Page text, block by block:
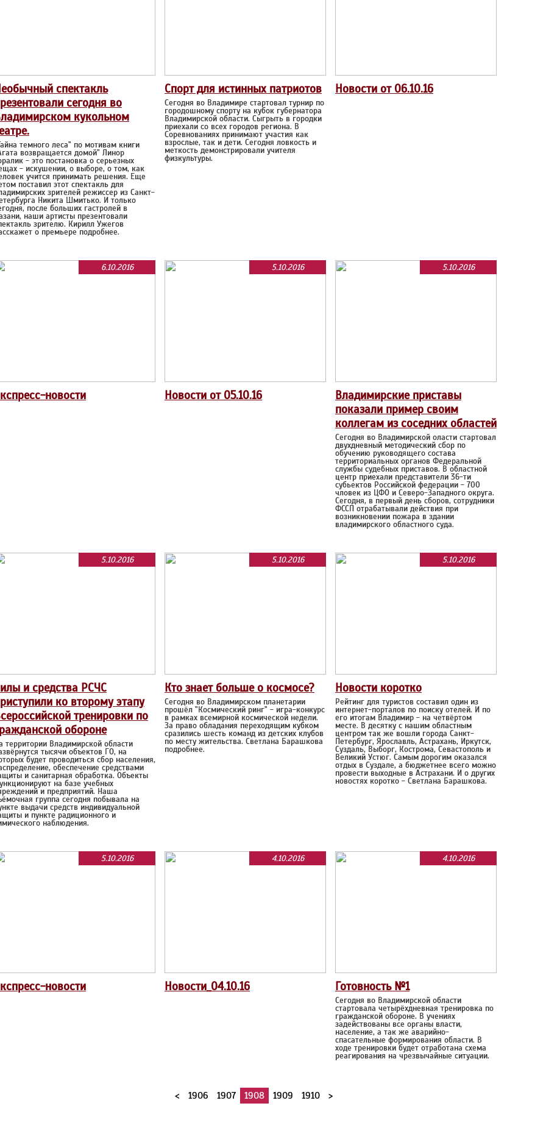
спектакль
сегодня во
кукольном
темного леса" по мотивам книги
возвращается домой" Линор
- это постановка о серьезных
- искушении, о выборе, о том, как
учится принимать решения. Еще
поставил этот спектакль для
зрителей режиссер из Санкт-
Никита Шмитько. И только
после больших гастролей в
наши артисты презентовали
зрителю. Кирилл Ужегов
о премьере подробнее.
Спорт для истинных патриотов
Сегодня во Владимире стартовал турнир по
городошному спорту на кубок губернатора
Владимирской области. Сыгрыть в городки
приехали со всех городов региона. В
Соревнованиях принимают участия как
взрослые, так и дети. Сегодня ловкость и
меткость демонстрировали учителя
физкультуры.
Новости от 06.10.16
6.10.2016
новости
5.10.2016
Новости от 05.10.16
5.10.2016
Владимирские приставы
показали пример своим
коллегам из соседних областей
Сегодня во Владимирской оласти стартовал
двухдневный методический сбор по
обучению руководящего состава
территориальных органов Федеральной
службы судебных приставов. В областной
центр приехали представители 36-ти
субьектов Российской федерации - 700
чловек из ЦФО и Северо-Западного округа.
Сегодня, в первый день сборов, сотрудники
ФССП отрабатывали действия при
возникновении пожара в здании
владимирского областного суда.
5.10.2016
и средства РСЧС
ко второму этапу
тренировки по
обороне
территории Владимирской области
тысячи объектов ГО, на
будет проводиться сбор населения,
обеспечение средствами
и санитарная обработка. Объекты
на базе учебных
и предприятий. Наша
группа сегодня побывала на
выдачи средств индивидуальной
и пункте радиционного и
наблюдения.
5.10.2016
Кто знает больше о космосе?
Сегодня во Владимирском планетарии
прошёл "Космический ринг" - игра-конкурс
в рамках всемирной космической недели.
За право обладания переходящим кубком
сразились шесть команд из детских клубов
по месту жительства. Светлана Барашкова
подробнее.
5.10.2016
Новости коротко
Рейтинг для туристов составил один из
интернет-порталов по поиску отелей. И по
его итогам Владимир - на четвёртом
месте. В десятку с нашим областным
центром так же вошли города Санкт-
Петербург, Ярославль, Астрахань, Иркутск,
Суздаль, Выборг, Кострома, Севастополь и
Великий Устюг. Самым дорогим оказался
отдых в Суздале, а бюджетнее всего можно
провести выходные в Астрахани. И о других
новостях коротко - Светлана Барашкова.
5.10.2016
новости
4.10.2016
Новости_04.10.16
4.10.2016
Готовность №1
Сегодня во Владимирской области
стартовала четырёхдневная тренировка по
гражданской обороне. В учениях
задействованы все органы власти,
население, а так же аварийно-
спасательные формирования области. В
ходе тренировки будет отработана схема
реагирования на чрезвычайные ситуации.
< 1906 1907 1908 1909 1910 >